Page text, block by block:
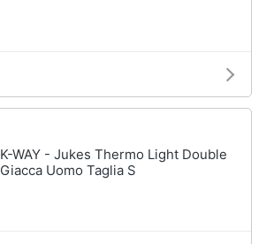
K-WAY - Jukes Thermo Light Double
Giacca Uomo Taglia S